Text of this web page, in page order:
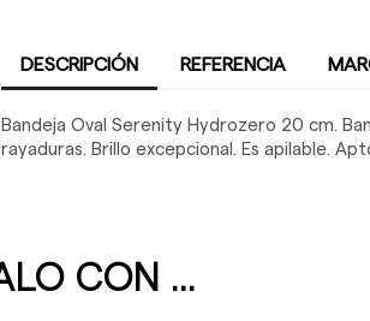
DESCRIPCIÓN REFERENCIA
Bandeja Oval Serenity Hydrozero 20 cm.
rayaduras. Brillo excepcional. Es apilable.
CON ...